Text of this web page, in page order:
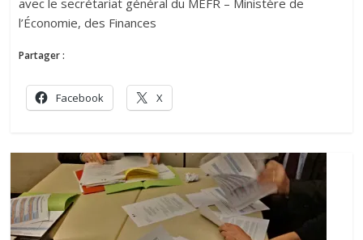
avec le secrétariat général du MEFR – Ministère de
l’Économie, des Finances
Partager :
Facebook X